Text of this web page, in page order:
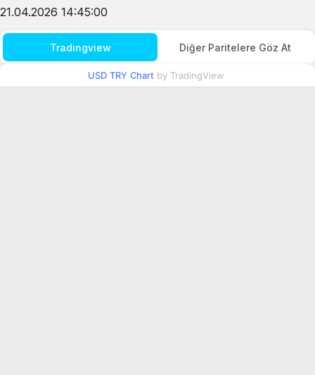
21.04.2026 14:45:00
Tradingview Diğer Paritelere Göz At
USD TRY Chart by TradingView